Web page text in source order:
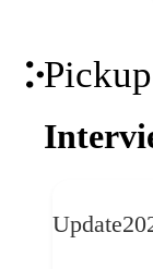
「体
Update